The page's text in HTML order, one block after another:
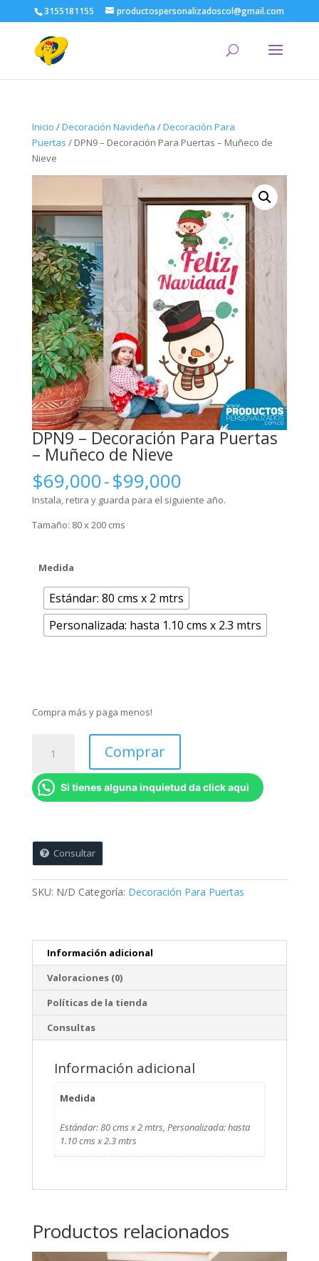
3155181155 productospersonalizadoscol@gmail.com
Inicio /Decoración Navideña /Decoración Para
Puertas / DPN9 – Decoración Para Puertas – Muñeco de
Nieve
DPN9 – Decoración Para Puertas
– Muñeco de Nieve
$69,000-$99,000Rango
de
precios:
Instala, retira y guarda para el siguiente año.
Tamaño: 80 x 200 cms
Medida
Estándar: 80 cms x 2 mtrs
Personalizada: hasta 1.10 cms x 2.3 mtrs
Compra más y paga menos!
Decoración
Para
Puertas
de
Nieve
cantidad
Comprar
Si tienes alguna inquietud da click aqui
Consultar
SKU: N/D Categoría: Decoración Para Puertas
Información adicional
Valoraciones (0)
Políticas de la tienda
Consultas
Información adicional
Medida
Estándar: 80 cms x 2 mtrs, Personalizada: hasta
1.10 cms x 2.3 mtrs
Productos relacionados